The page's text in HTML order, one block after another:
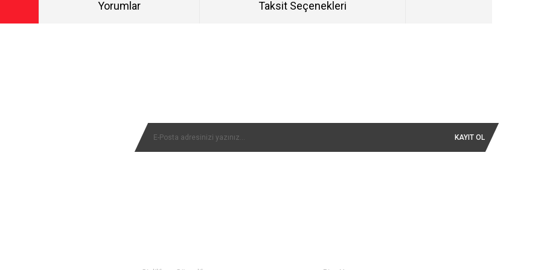
Yorumlar Taksit Seçenekleri
Yorum Yaz KAYIT OL